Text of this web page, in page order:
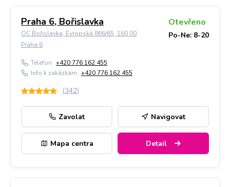
Praha 6, Bořislavka
OC Bořislavka, Evropská 866/65, 160 00
Praha 6
Otevřeno
Po-Ne: 8-20
Telefon: +420 776 162 455
Info k zakázkám: +420 776 162 455
(342)
Zavolat Navigovat
Mapa centra Detail